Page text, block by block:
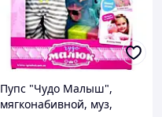
Пупс "Чудо Малыш",
мягконабивной, муз,